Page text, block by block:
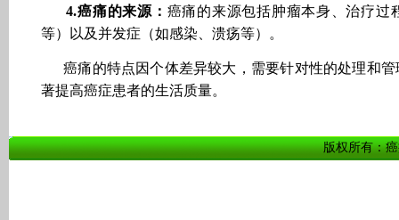
4.癌痛的来源： 癌痛的来源包括肿瘤本身、治疗过
等）以及并发症（如感染、溃疡等）。
癌痛的特点因个体差异较大，需要针对性的处理和
著提高癌症患者的生活质量。
版权所有：